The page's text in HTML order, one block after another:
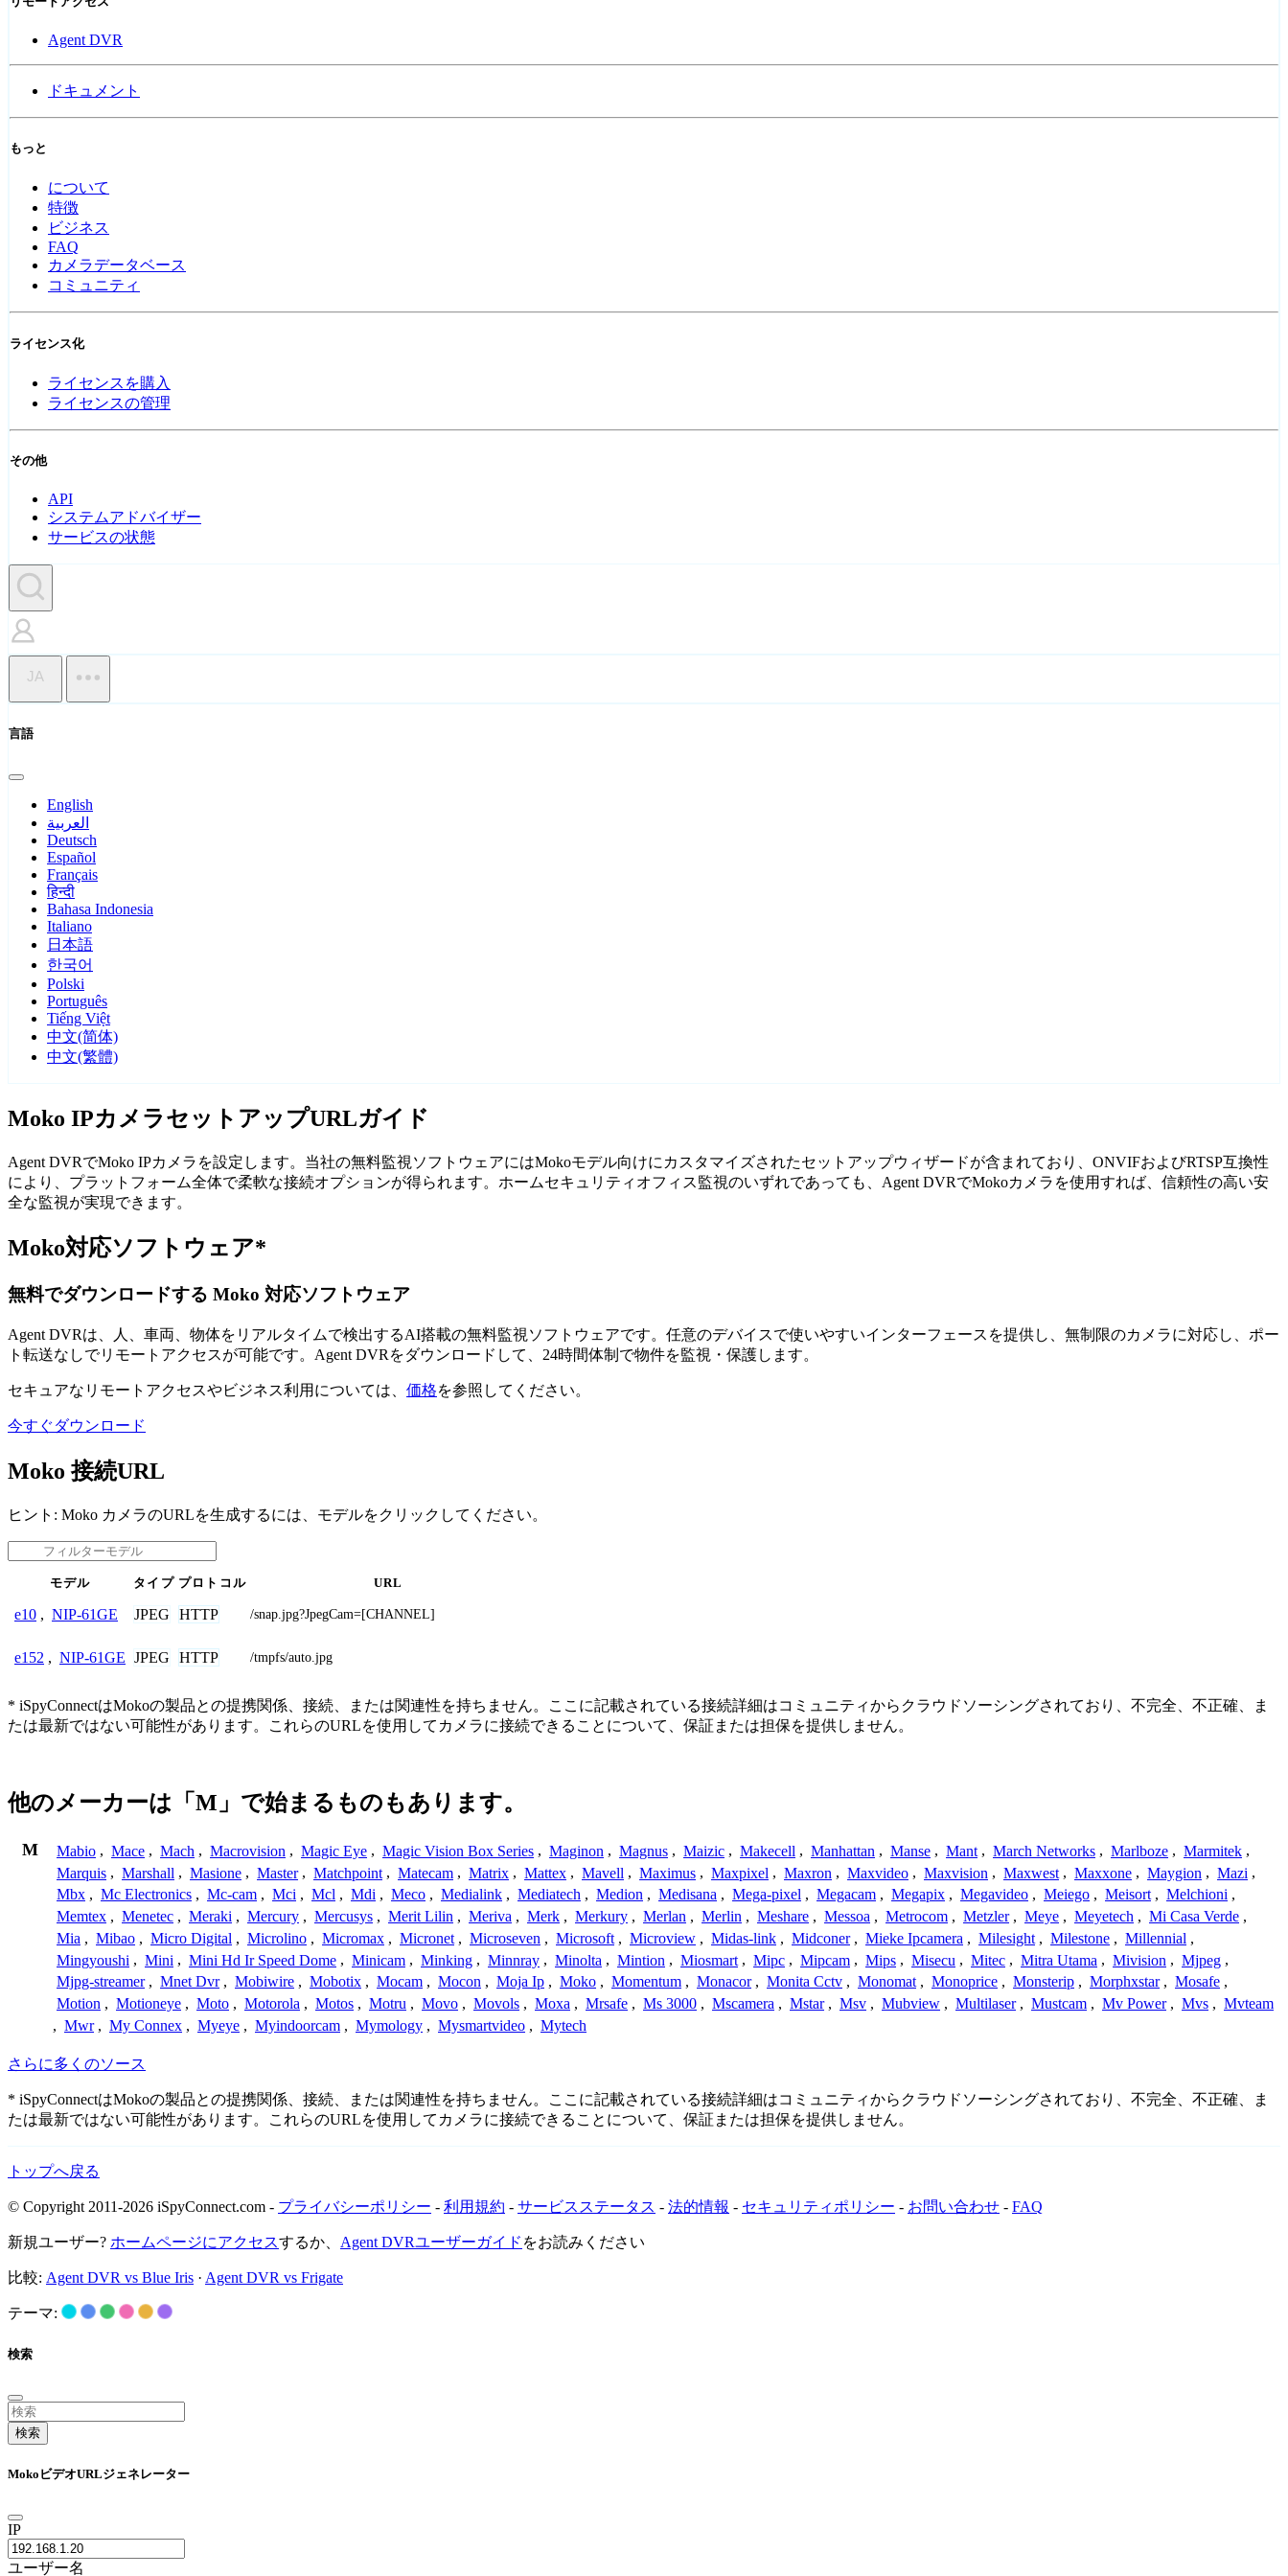
Agent DVR
ドキュメント
もっと
について
特徴
ビジネス
FAQ
カメラデータベース
コミュニティ
ライセンス化
ライセンスを購入
ライセンスの管理
その他
API
システムアドバイザー
サービスの状態
JA
言語
English
العربية
Deutsch
Español
Français
हिन्दी
Bahasa Indonesia
Italiano
日本語
한국어
Polski
Português
Tiếng Việt
中文(简体)
中文(繁體)
Moko IPカメラセットアップURLガイド
Agent DVRでMoko IPカメラを設定します。当社の無料監視ソフトウェアにはMokoモデル向けにカスタマイズされたセットアップウィザードが含まれており、ONVIFおよびRTSP互換性
により、プラットフォーム全体で柔軟な接続オプションが得られます。ホームセキュリティオフィス監視のいずれであっても、Agent DVRでMokoカメラを使用すれば、信頼性の高い安
全な監視が実現できます。
Moko対応ソフトウェア*
無料でダウンロードする Moko 対応ソフトウェア
Agent DVRは、人、車両、物体をリアルタイムで検出するAI搭載の無料監視ソフトウェアです。任意のデバイスで使いやすいインターフェースを提供し、無制限のカメラに対応し、ポー
ト転送なしでリモートアクセスが可能です。Agent DVRをダウンロードして、24時間体制で物件を監視・保護します。
セキュアなリモートアクセスやビジネス利用については、 価格を参照してください。
今すぐダウンロード
Moko 接続URL
ヒント: Moko カメラのURLを生成するには、モデルをクリックしてください。
モデル タイプ プロトコル URL
e10 , NIP-61GE JPEG HTTP /snap.jpg?JpegCam=[CHANNEL]
e152 , NIP-61GE JPEG HTTP /tmpfs/auto.jpg
* iSpyConnectはMokoの製品との提携関係、接続、または関連性を持ちません。ここに記載されている接続詳細はコミュニティからクラウドソーシングされており、不完全、不正確、ま
たは最新ではない可能性があります。これらのURLを使用してカメラに接続できることについて、保証または担保を提供しません。
他のメーカーは「M」で始まるものもあります。
M Mabio , Mace , Mach , Macrovision , Magic Eye , Magic Vision Box Series , Maginon , Magnus , Maizic , Makecell , Manhattan , Manse , Mant , March Networks , Marlboze , Marmitek ,
Marquis , Marshall , Masione , Master , Matchpoint , Matecam , Matrix , Mattex , Mavell , Maximus , Maxpixel , Maxron , Maxvideo , Maxvision , Maxwest , Maxxone , Maygion , Mazi ,
Mbx , Mc Electronics , Mc-cam , Mci , Mcl , Mdi , Meco , Medialink , Mediatech , Medion , Medisana , Mega-pixel , Megacam , Megapix , Megavideo , Meiego , Meisort , Melchioni ,
Memtex , Menetec , Meraki , Mercury , Mercusys , Merit Lilin , Meriva , Merk , Merkury , Merlan , Merlin , Meshare , Messoa , Metrocom , Metzler , Meye , Meyetech , Mi Casa Verde ,
Mia , Mibao , Micro Digital , Microlino , Micromax , Micronet , Microseven , Microsoft , Microview , Midas-link , Midconer , Mieke Ipcamera , Milesight , Milestone , Millennial ,
Mingyoushi , Mini , Mini Hd Ir Speed Dome , Minicam , Minking , Minnray , Minolta , Mintion , Miosmart , Mipc , Mipcam , Mips , Misecu , Mitec , Mitra Utama , Mivision , Mjpeg ,
Mjpg-streamer , Mnet Dvr , Mobiwire , Mobotix , Mocam , Mocon , Moja Ip , Moko , Momentum , Monacor , Monita Cctv , Monomat , Monoprice , Monsterip , Morphxstar , Mosafe ,
Motion , Motioneye , Moto , Motorola , Motos , Motru , Movo , Movols , Moxa , Mrsafe , Ms 3000 , Mscamera , Mstar , Msv , Mubview , Multilaser , Mustcam , Mv Power , Mvs , Mvteam
, Mwr , My Connex , Myeye , Myindoorcam , Mymology , Mysmartvideo , Mytech
さらに多くのソース
* iSpyConnectはMokoの製品との提携関係、接続、または関連性を持ちません。ここに記載されている接続詳細はコミュニティからクラウドソーシングされており、不完全、不正確、ま
たは最新ではない可能性があります。これらのURLを使用してカメラに接続できることについて、保証または担保を提供しません。
トップへ戻る
© Copyright 2011-2026 iSpyConnect.com - プライバシーポリシー - 利用規約 - サービスステータス - 法的情報 - セキュリティポリシー - お問い合わせ - FAQ
新規ユーザー? ホームページにアクセスするか、 Agent DVRユーザーガイド をお読みください
比較: Agent DVR vs Blue Iris · Agent DVR vs Frigate
テーマ:
検索
検索
MokoビデオURLジェネレーター
IP
ユーザー名